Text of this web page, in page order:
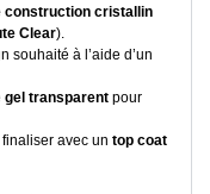
construction cristallin
Clear).
souhaité à l’aide d’un
gel transparent pour
avec un top coat